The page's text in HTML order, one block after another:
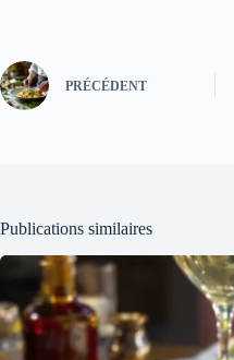
PRÉCÉDENT
Publications similaires